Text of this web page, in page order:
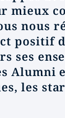
mieux
nous
positif
ses
Alumni
les